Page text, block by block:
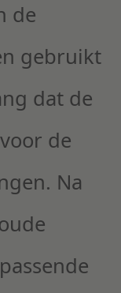
de
gebruikt
dat de
de
Na